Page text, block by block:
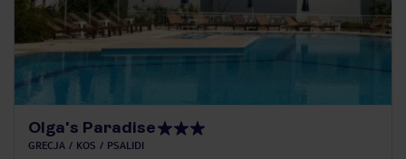
Olga's Paradise
GRECJA KOS PSALIDI